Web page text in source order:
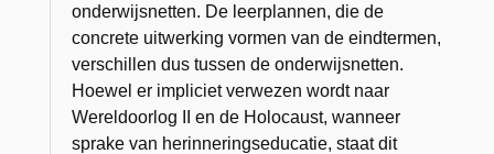
onderwijsnetten. De leerplannen, die de
concrete uitwerking vormen van de eindtermen,
verschillen dus tussen de onderwijsnetten.
Hoewel er impliciet verwezen wordt naar
Wereldoorlog II en de Holocaust, wanneer
sprake van herinneringseducatie, staat dit